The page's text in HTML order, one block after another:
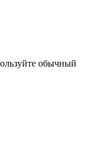
обычный